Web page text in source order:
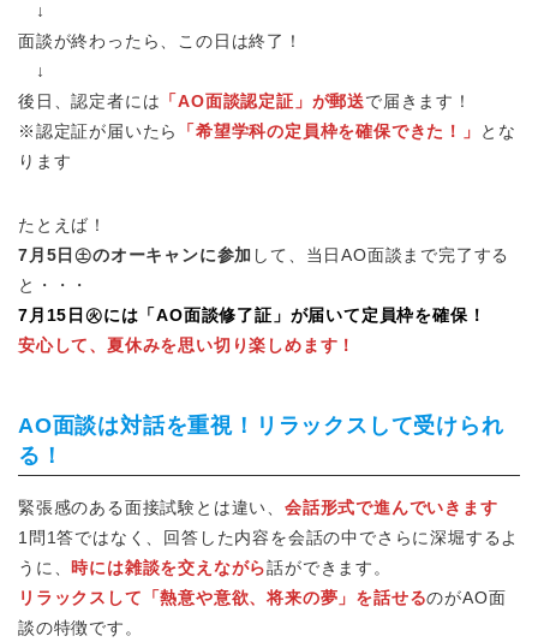
↓
面談が終わったら、この日は終了！
↓
後日、認定者には 「AO面談認定証」が郵送で届きます！
※認定証が届いたら
「希望学科の定員枠を確保できた！」
とな
ります
たとえば！
7月5日㊏のオーキャンに参加 して、当日AO面談まで完了する
と・・・
7月15日㊋には「AO面談修了証」が届いて定員枠を確保！
安心して、夏休みを思い切り楽しめます！
AO面談は対話を重視！リラックスして受けられ
る！
緊張感のある面接試験とは違い、会話形式で進んでいきます
1問1答ではなく、回答した内容を会話の中でさらに深堀するよ
うに、 時には雑談を交えながら話ができます。
リラックスして「熱意や意欲、将来の夢」を話せるのがAO面
談の特徴です。